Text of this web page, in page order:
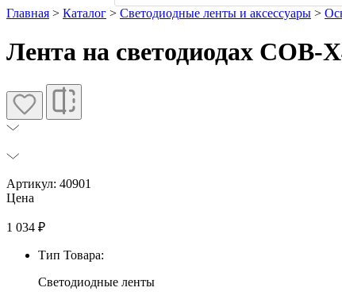
Главная > Каталог > Светодиодные ленты и аксессуары >
Лента на светодиодах COB-
Артикул: 40901
Цена
1 034 ₽
Тип Товара:
Светодиодные ленты